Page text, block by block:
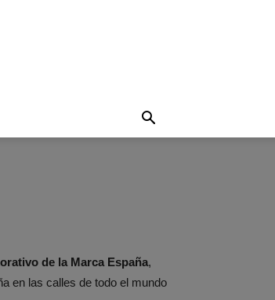
de la Marca España,
en las calles de todo el mundo